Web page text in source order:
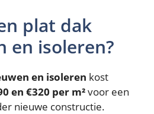
plat dak
en isoleren?
en isoleren kost
en €320 per m²voor een
nieuwe constructie.